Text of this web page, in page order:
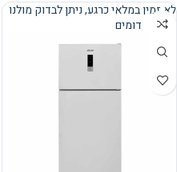
נמכר
לא זמין במלאי כרגע, ניתן לבדוק מולנו
מוצרים דומים